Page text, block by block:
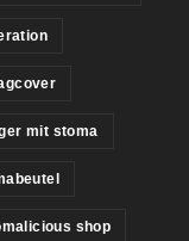
mit stoma
shop